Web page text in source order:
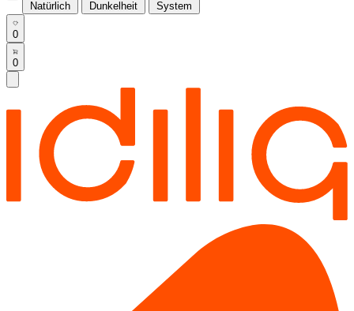
Natürlich Dunkelheit System
0
0